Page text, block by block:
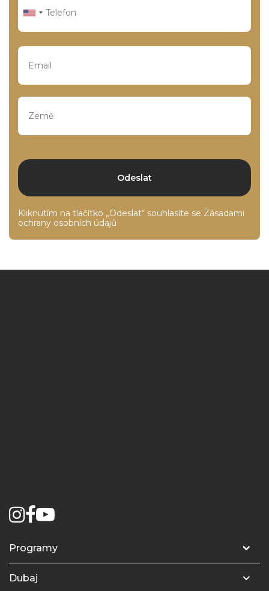
Kliknutím na tlačítko „Odeslat“ souhlasíte se Zásadami
ochrany osobních údajů
Programy
Příprava na univerzitu – Modul 1
Dubaj